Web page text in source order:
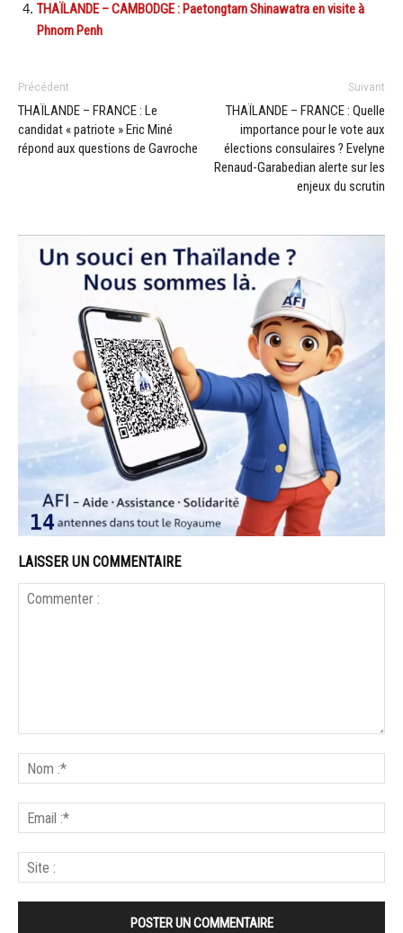
THAÏLANDE – CAMBODGE : Paetongtarn Shinawatra en visite à
Phnom Penh
Précédent
THAÏLANDE – FRANCE : Le
candidat « patriote » Eric Miné
répond aux questions de Gavroche
Suivant
THAÏLANDE – FRANCE : Quelle
importance pour le vote aux
élections consulaires ? Evelyne
Renaud-Garabedian alerte sur les
enjeux du scrutin
LAISSER UN COMMENTAIRE